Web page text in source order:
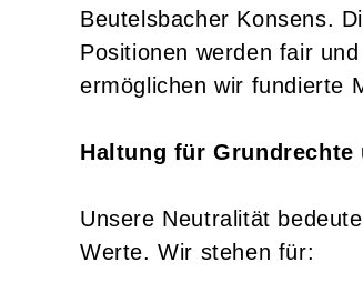
Beutelsbacher Konsens.
Positionen werden fair
ermöglichen wir fundierte
Haltung für Grundrechte
Unsere Neutralität
Werte. Wir stehen für: